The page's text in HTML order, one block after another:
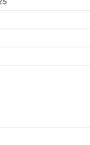
रायपुर। छत्तीसगढ़ में शराब
कोचिंग संस्थानों से आवेदन
CHHATTISGARH